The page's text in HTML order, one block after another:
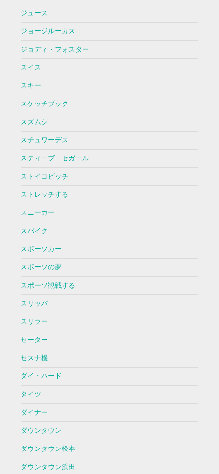
ジュース
ジョージルーカス
ジョディ・フォスター
スイス
スキー
スケッチブック
スズムシ
スチュワーデス
スティーブ・セガール
ストイコビッチ
ストレッチする
スニーカー
スパイク
スポーツカー
スポーツの夢
スポーツ観戦する
スリッパ
スリラー
セーター
セスナ機
ダイ・ハード
タイツ
ダイナー
ダウンタウン
ダウンタウン松本
ダウンタウン浜田